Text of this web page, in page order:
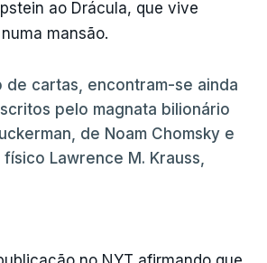
ao Drácula, que vive
mansão.
de cartas, encontram-se ainda
pelo magnata bilionário
de Noam Chomsky e
Lawrence M. Krauss,